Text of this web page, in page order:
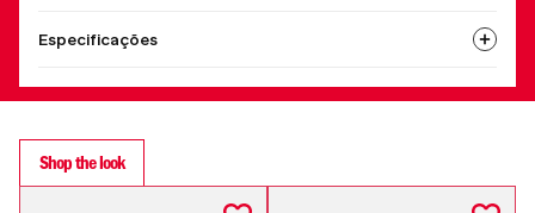
Especificações
Shop the look